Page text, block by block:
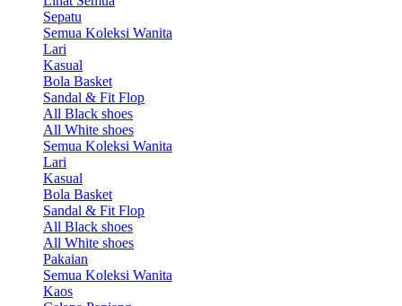
Sepatu
Semua Koleksi Wanita
Lari
Kasual
Bola Basket
Sandal & Fit Flop
All Black shoes
All White shoes
Semua Koleksi Wanita
Lari
Kasual
Bola Basket
Sandal & Fit Flop
All Black shoes
All White shoes
Pakaian
Semua Koleksi Wanita
Kaos